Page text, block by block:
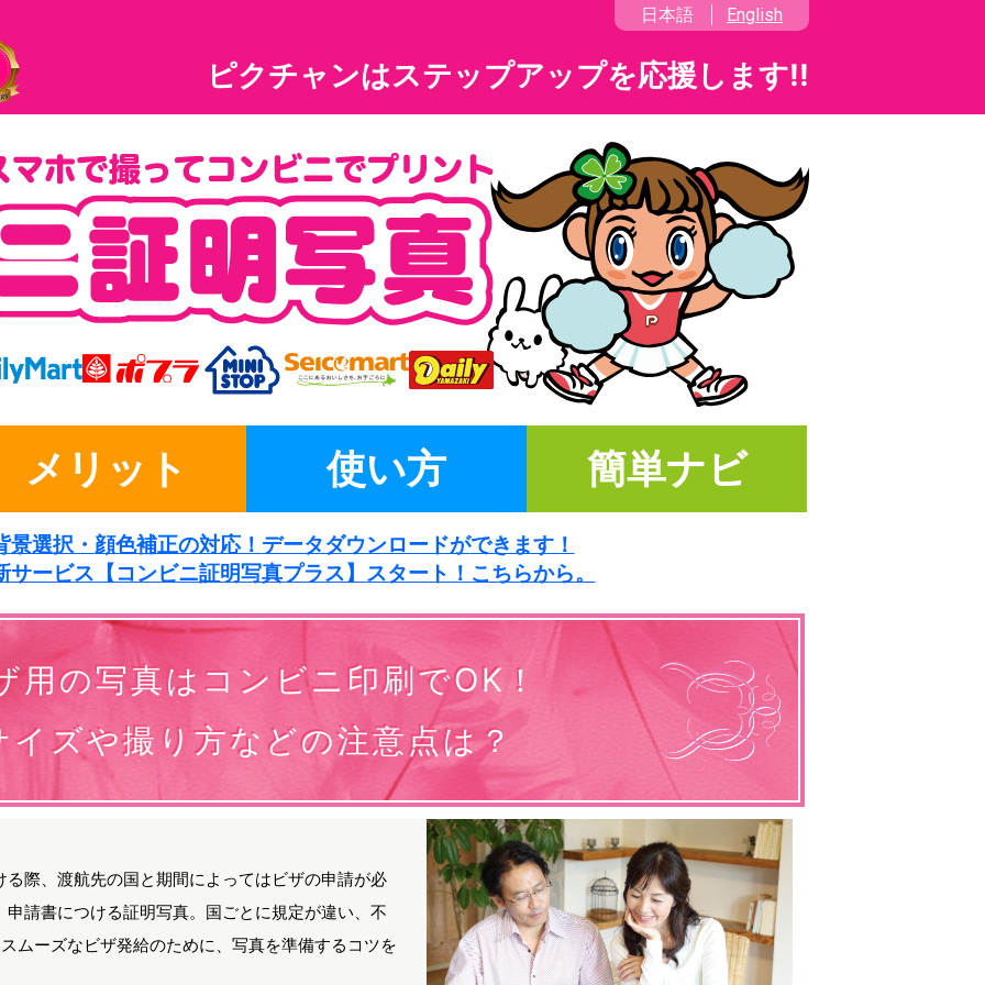
日本語 English
ピクチャンはステップアップを応援します!!
メリット 使い方 簡単ナビ
景選択・ 顔色補正の対応！ データダウンロードができます！
サービス 【コンビニ証明写真プラス】 スタート！ こちらから。
用の写真は コンビニ印刷でOK！
イズや撮り方などの注意点は？
際、渡航先の国と期間によってはビザの申請が必
請書につける証明写真。国ごとに規定が違い、不
ムーズなビザ発給のために、写真を準備するコツを